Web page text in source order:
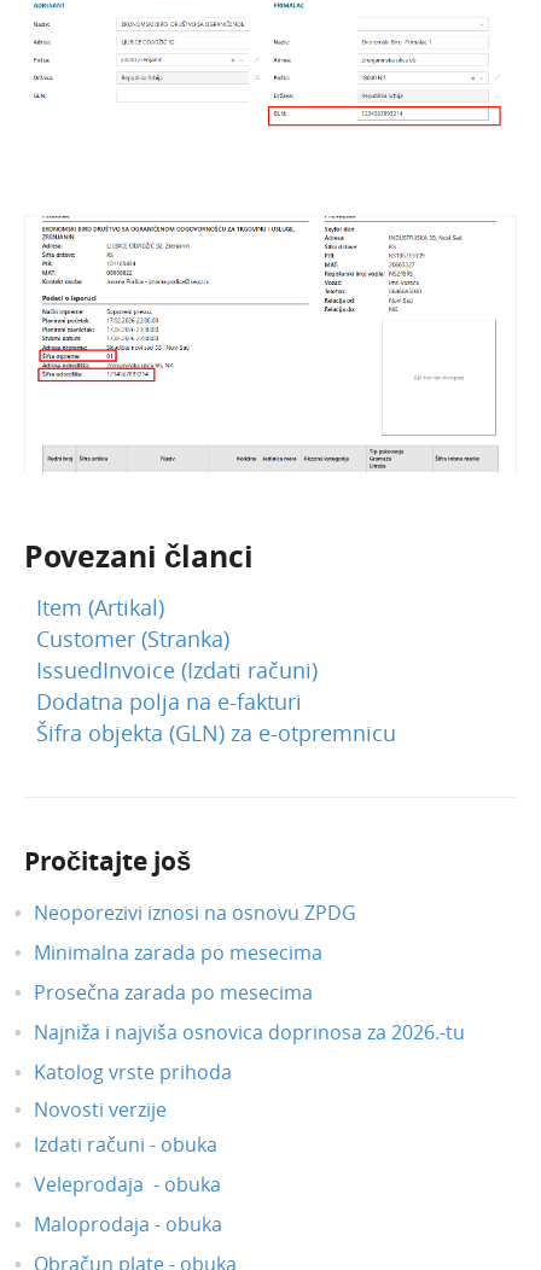
Mogućnost unosa kategorija akciznih proizvoda
za potrebe e-otpremnica
Storno eOtpremnice direktno iz programa
eOtpremnica - nova akcizna kategorija
eOtpremnica
Formiranje, slanje i prijem ePrijemnice
eOtpremnica - način prevoza : Prevoznik
Zalihe-po prod. vred. sa PDV
Nepovezana maloprodaja
Banka
Izdate narudžbine
Radni nalozi
Mobilna aplikacija
Obračun kamate
Povezivanje sa POS
Povezani članci
Item (Artikal)
Customer (Stranka)
IssuedInvoice (Izdati računi)
Dodatna polja na e-fakturi
Šifra objekta (GLN) za e-otpremnicu
Pročitajte još
Neoporezivi iznosi na osnovu ZPDG
Minimalna zarada po mesecima
Prosečna zarada po mesecima
Najniža i najviša osnovica doprinosa za 2026.-tu
Katolog vrste prihoda
Novosti verzije
Izdati računi - obuka
Veleprodaja - obuka
Maloprodaja - obuka
Obračun plate - obuka